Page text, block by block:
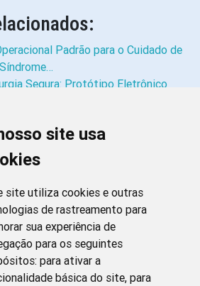
site usa
site utiliza cookies e outras
de rastreamento para
sua experiência de
para os seguintes
para ativar a
básica do site, para
Padrão para o Cuidado de
Segura: Protótipo Eletrônico
de Trabalho na Gestão Em
de Educação…
Rápidos
Corens
Bases da Saúde
de conhecimento